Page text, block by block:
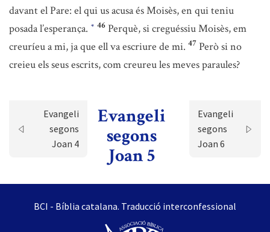
davant el Pare: el qui us acusa és Moisès, en qui teniu
posada l’esperança. * 46 Perquè, si creguéssiu Moisès, em
creuríeu a mi, ja que ell va escriure de mi. 47 Però si no
creieu els seus escrits, com creureu les meves paraules?
Evangeli
segons
Joan 4
Evangeli
segons
Joan 5
Evangeli
segons
Joan 6
BCI - Bíblia catalana. Traducció interconfessional